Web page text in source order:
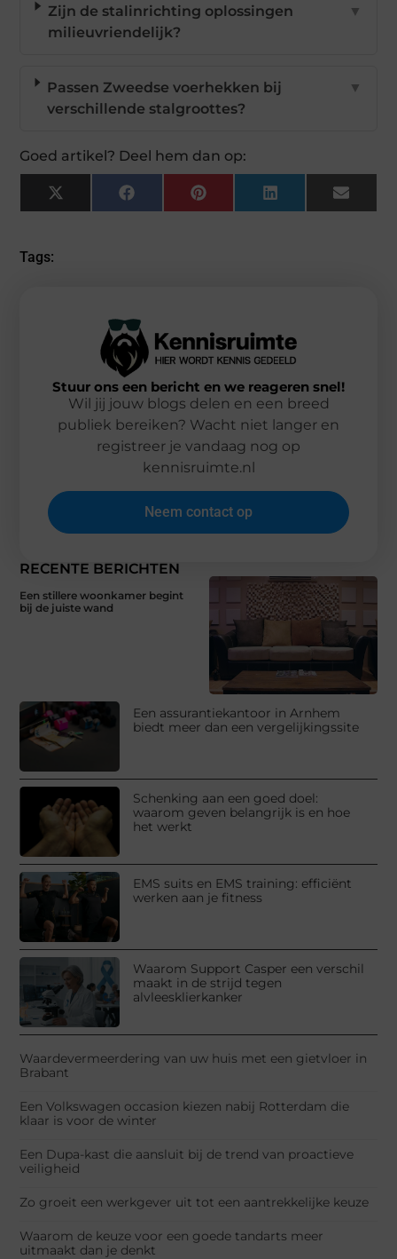
Zijn de stalinrichting oplossingen
milieuvriendelijk?
▼
Passen Zweedse voerhekken bij
verschillende stalgroottes?
▼
Goed artikel? Deel hem dan op:
X
(Twitter)
FacebookPinterestLinkedIn Email
Tags:
RECENTE BERICHTEN
Een stillere woonkamer begint
bij de juiste wand
Een assurantiekantoor in Arnhem
biedt meer dan een vergelijkingssite
Schenking aan een goed doel:
waarom geven belangrijk is en hoe
het werkt
EMS suits en EMS training: efficiënt
werken aan je fitness
Waarom Support Casper een verschil
maakt in de strijd tegen
alvleesklierkanker
Waardevermeerdering van uw huis met een gietvloer in
Brabant
Een Volkswagen occasion kiezen nabij Rotterdam die
klaar is voor de winter
Een Dupa-kast die aansluit bij de trend van proactieve
veiligheid
Zo groeit een werkgever uit tot een aantrekkelijke keuze
Waarom de keuze voor een goede tandarts meer
uitmaakt dan je denkt
Stuur ons een bericht en we reageren snel!
Wil jij jouw blogs delen en een breed
publiek bereiken? Wacht niet langer en
registreer je vandaag nog op
kennisruimte.nl
Neem contact op